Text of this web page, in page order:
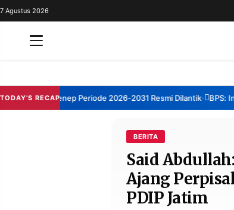
REDAKSI
7 Agustus 2026
TODAY'S RECAP
TBM Sumenep Periode 2026-2031 Resmi Dilantik• BPS:
BERITA
Said
Ajang
PDIP Jatim